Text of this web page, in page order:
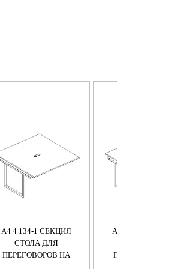
А4 4 134-1 СЕКЦИЯ
СТОЛА ДЛЯ
ПЕРЕГОВОРОВ НА
А4 4 133-1 СЕКЦИЯ
ПЕРЕГОВОРОВ НА